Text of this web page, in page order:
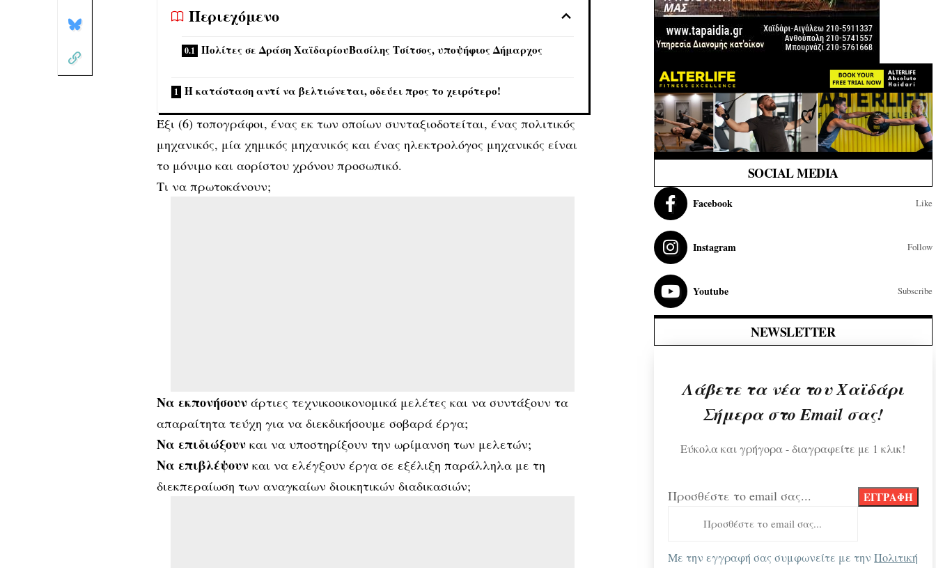
Περιεχόμενο
Πολίτες σε Δράση ΧαϊδαρίουΒασίλης Τσίτσος, υποψήφιος Δήμαρχος
Η κατάσταση αντί να βελτιώνεται, οδεύει προς το χειρότερο!
Έξι (6) τοπογράφοι, ένας εκ των οποίων συνταξιοδοτείται, ένας πολιτικός
μηχανικός, μία χημικός μηχανικός και ένας ηλεκτρολόγος μηχανικός είναι
το μόνιμο και αορίστου χρόνου προσωπικό.
Τι να πρωτοκάνουν;
Να εκπονήσουνάρτιες τεχνικοοικονομικά μελέτες και να συντάξουν τα
απαραίτητα τεύχη για να διεκδικήσουμε σοβαρά έργα;
Να επιδιώξουνκαι να υποστηρίξουν την ωρίμανση των μελετών;
Να επιβλέψουν και να ελέγξουν έργα σε εξέλιξη παράλληλα με τη
διεκπεραίωση των αναγκαίων διοικητικών διαδικασιών;
SOCIAL MEDIA
Facebook Like
Instagram Follow
Youtube Subscribe
NEWSLETTER
Λάβετε τα νέα του Χαϊδάρι
Σήμερα στο Email σας!
Εύκολα και γρήγορα - διαγραφείτε με 1 κλικ!
Προσθέστε το email σας...
Με την εγγραφή σας συμφωνείτε με τηνΠολιτική